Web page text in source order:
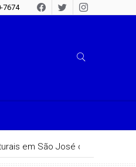
7674
em São José do Rio Claro